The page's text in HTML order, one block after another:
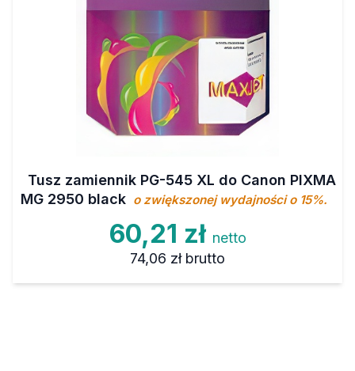
Tusz zamiennik PG-545 XL do Canon PIXMA
MG 2950 black o zwiększonej wydajności o 15%.
60,21 zł netto
74,06 zł brutto